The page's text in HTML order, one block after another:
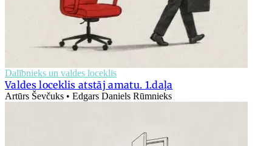
Dalībnieks un valdes loceklis
Valdes loceklis atstāj amatu. 1.daļa
Artūrs Ševčuks • Edgars Daniels Rūmnieks